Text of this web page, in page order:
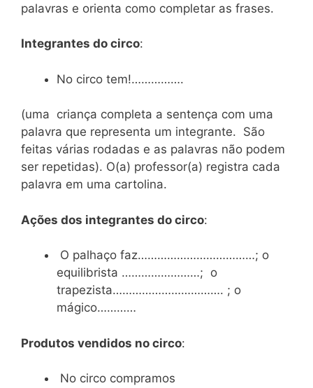
palavras e orienta como completar as frases.
Integrantes do circo:
No circo tem!…………….
(uma criança completa a sentença com uma
palavra que representa um integrante. São
feitas várias rodadas e as palavras não podem
ser repetidas). O(a) professor(a) registra cada
palavra em uma cartolina.
Ações dos integrantes do circo:
O palhaço faz………………………………; o
equilibrista ……………………; o
trapezista……………………………. ; o
mágico…………
Produtos vendidos no circo:
No circo compramos